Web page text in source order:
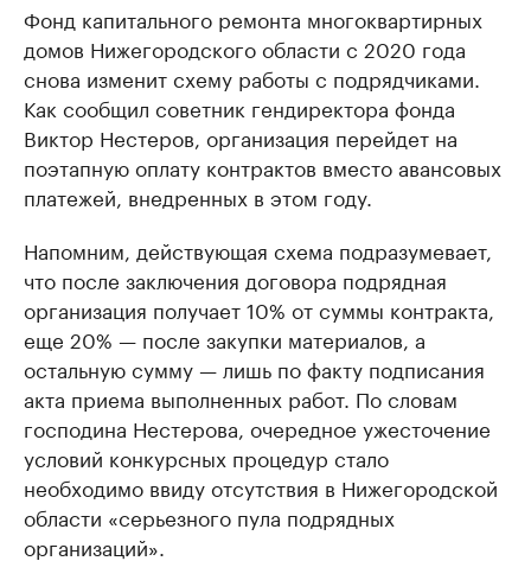
Фонд капитального ремонта многоквартирных
домов Нижегородского области с 2020 года
снова изменит схему работы с подрядчиками.
Как сообщил советник гендиректора фонда
Виктор Нестеров, организация перейдет на
поэтапную оплату контрактов вместо авансовых
платежей, внедренных в этом году.
Напомним, действующая схема подразумевает,
что после заключения договора подрядная
организация получает 10% от суммы контракта,
еще 20% — после закупки материалов, а
остальную сумму — лишь по факту подписания
акта приема выполненных работ. По словам
господина Нестерова, очередное ужесточение
условий конкурсных процедур стало
необходимо ввиду отсутствия в Нижегородской
области «серьезного пула подрядных
организаций».